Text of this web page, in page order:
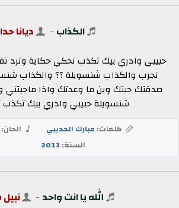
الكذاب - ديانا
حبيبي وادري بيك تكذب تحكي حكاية وترد
نجرب والكذاب شنسويلة ؟؟ والكذاب
صدقتك جيتك وين ما وعدتك واذا
شنسويلة حبيبي وادري بيك
كلمات: مبارك الحديبي الحان:
السنة:2013
الله يا انت واحد -